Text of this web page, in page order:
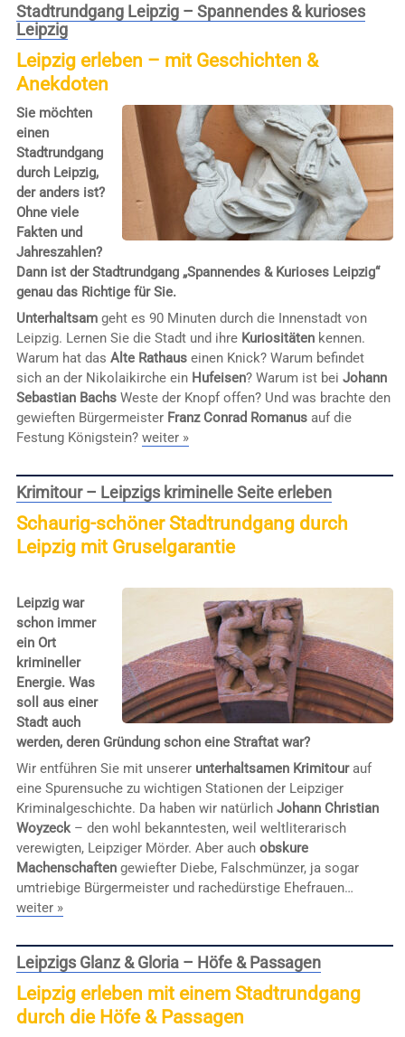
Stadtrundgang Leipzig – Spannendes & kurioses
Leipzig
Leipzig erleben – mit Geschichten &
Anekdoten
Sie möchten
einen
Stadtrundgang
durch Leipzig,
der anders ist?
Ohne viele
Fakten und
Jahreszahlen?
Dann ist der Stadtrundgang „Spannendes & Kurioses Leipzig“
genau das Richtige für Sie.
Unterhaltsamgeht es 90 Minuten durch die Innenstadt von
Leipzig. Lernen Sie die Stadt und ihre Kuriositätenkennen.
Warum hat das Alte Rathauseinen Knick? Warum befindet
sich an der Nikolaikirche ein Hufeisen? Warum ist bei Johann
Sebastian BachsWeste der Knopf offen? Und was brachte den
gewieften Bürgermeister Franz Conrad Romanusauf die
Festung Königstein? weiter »
Krimitour – Leipzigs kriminelle Seite erleben
Schaurig-schöner Stadtrundgang durch
Leipzig mit Gruselgarantie
Leipzig war
schon immer
ein Ort
krimineller
Energie. Was
soll aus einer
Stadt auch
werden, deren Gründung schon eine Straftat war?
Wir entführen Sie mit unserer unterhaltsamen Krimitourauf
eine Spurensuche zu wichtigen Stationen der Leipziger
Kriminalgeschichte. Da haben wir natürlich Johann Christian
Woyzeck– den wohl bekanntesten, weil weltliterarisch
verewigten, Leipziger Mörder. Aber auch obskure
Machenschaftengewiefter Diebe, Falschmünzer, ja sogar
umtriebige Bürgermeister und rachedürstige Ehefrauen…
weiter »
Leipzigs Glanz & Gloria – Höfe & Passagen
Leipzig erleben mit einem Stadtrundgang
durch die Höfe & Passagen